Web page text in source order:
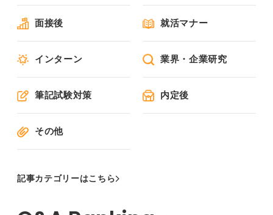
面接後 就活マナー
インターン 業界・企業研究
筆記試験対策 内定後
その他
記事カテゴリーはこちら